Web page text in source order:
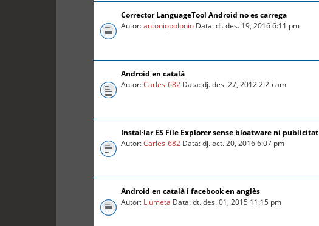
Corrector LanguageTool Android no es carrega
Autor:antoniopolonio Data: dl. des. 19, 2016 6:11 pm
Android en català
Autor:Carles-682 Data: dj. des. 27, 2012 2:25 am
Instal·lar ES File Explorer sense bloatware ni publicitat
Autor:Carles-682 Data: dj. oct. 20, 2016 6:07 pm
Android en català i facebook en anglès
Autor: Llumeta Data: dt. des. 01, 2015 11:15 pm